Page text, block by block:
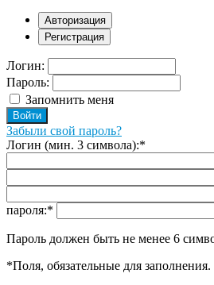
Авторизация
Регистрация
Логин:
Пароль:
Запомнить меня
Забыли свой пароль?
Логин (мин. 3 символа):*
пароля:*
Пароль должен быть не менее 6
*Поля, обязательные для заполнения.